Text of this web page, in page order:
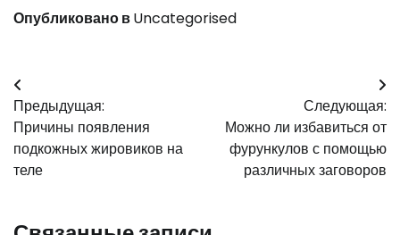
Опубликовано вUncategorised
Навигация
по
записям
Предыдущая:
Причины появления
подкожных жировиков на
теле
Следующая:
Можно ли избавиться от
фурункулов с помощью
различных заговоров